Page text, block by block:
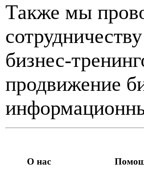
Также мы
бизнес-
продвижение
О нас